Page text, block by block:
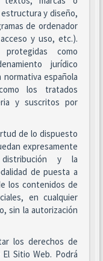
y diseño,
de ordenador
y uso, etc.).
como
jurídico
española
los tratados
y suscritos por
de lo dispuesto
expresamente
y la
de puesta a
los contenidos de
en cualquier
sin la autorización
los derechos de
Sitio Web. Podrá